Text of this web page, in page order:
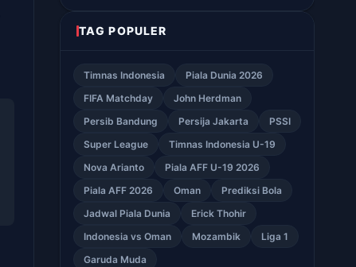
TAG POPULER
Timnas Indonesia
Piala Dunia 2026
FIFA Matchday
John Herdman
Persib Bandung
Persija Jakarta
PSSI
Super League
Timnas Indonesia U-19
Nova Arianto
Piala AFF U-19 2026
Piala AFF 2026
Oman
Prediksi Bola
Jadwal Piala Dunia
Erick Thohir
Indonesia vs Oman
Mozambik
Liga 1
Garuda Muda